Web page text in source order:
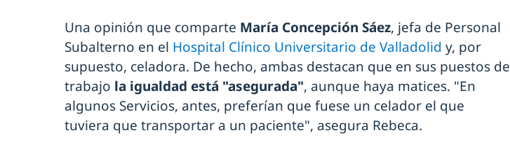
Una opinión que comparte María Concepción Sáez, jefa de Personal
Subalterno en el Hospital Clínico Universitario de Valladolid y, por
supuesto, celadora. De hecho, ambas destacan que en sus puestos de
trabajo la igualdad está "asegurada", aunque haya matices. "En
algunos Servicios, antes, preferían que fuese un celador el que
tuviera que transportar a un paciente", asegura Rebeca.